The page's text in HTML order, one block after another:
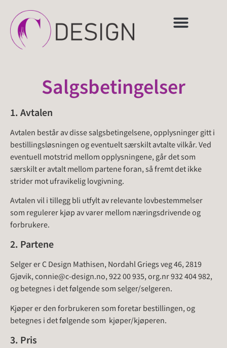
Salgsbetingelser
1. Avtalen
Avtalen består av disse salgsbetingelsene, opplysninger gitt i
bestillingsløsningen og eventuelt særskilt avtalte vilkår. Ved
eventuell motstrid mellom opplysningene, går det som
særskilt er avtalt mellom partene foran, så fremt det ikke
strider mot ufravikelig lovgivning.
Avtalen vil i tillegg bli utfylt av relevante lovbestemmelser
som regulerer kjøp av varer mellom næringsdrivende og
forbrukere.
2. Partene
Selger er C Design Mathisen, Nordahl Griegs veg 46, 2819
Gjøvik, connie@c-design.no, 922 00 935, org.nr 932 404 982,
og betegnes i det følgende som selger/selgeren.
Kjøper er den forbrukeren som foretar bestillingen, og
betegnes i det følgende som kjøper/kjøperen.
3. Pris